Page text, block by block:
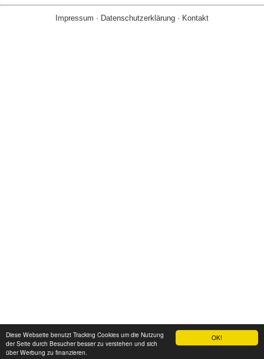
OK!
Diese Webseite benutzt Tracking Cookies um die Nutzung
der Seite durch Besucher besser zu verstehen und sich
über Werbung zu finanzieren.
Impressum · Datenschutzerklärung · Kontakt